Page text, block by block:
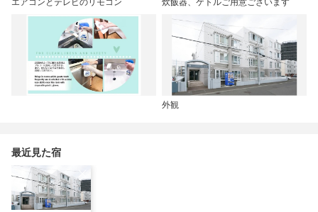
エアコンとテレビのリモコン 炊飯器、ケトルご用意ございます
外観
最近見た宿